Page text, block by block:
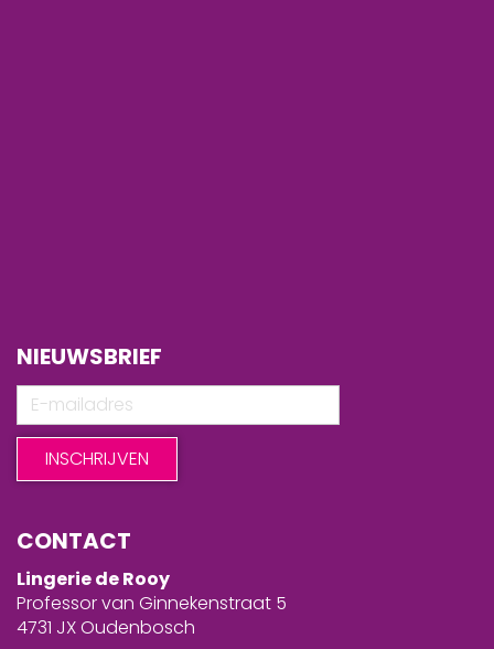
NIEUWSBRIEF
CONTACT
Lingerie de Rooy
Professor van Ginnekenstraat 5
4731 JX Oudenbosch